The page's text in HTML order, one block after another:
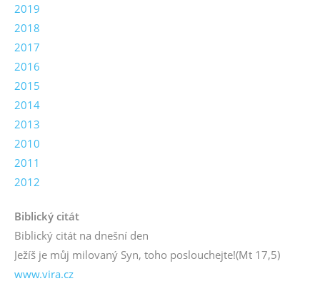
2019
2018
2017
2016
2015
2014
2013
2010
2011
2012
Biblický citát
Biblický citát na dnešní den
Ježíš je můj milovaný Syn, toho poslouchejte!(Mt 17,5)
www.vira.cz